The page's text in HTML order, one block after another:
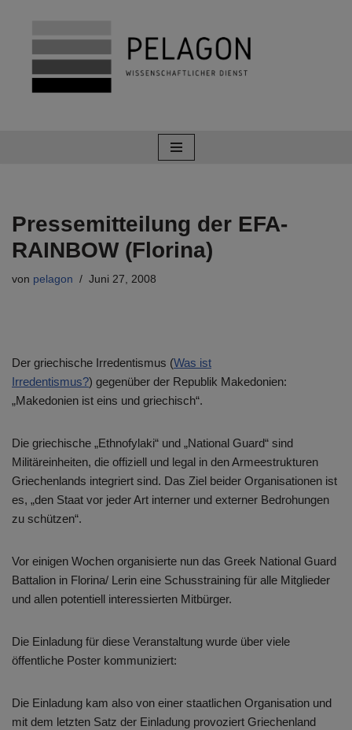
Zum
Inhalt
springen
Pressemitteilung der EFA-
RAINBOW (Florina)
von pelagon Juni 27, 2008
Der griechische Irredentismus (Was ist
Irredentismus?) gegenüber der Republik Makedonien:
„Makedonien ist eins und griechisch“.
Die griechische „Ethnofylaki“ und „National Guard“ sind
Militäreinheiten, die offiziell und legal in den Armeestrukturen
Griechenlands integriert sind. Das Ziel beider Organisationen ist
es, „den Staat vor jeder Art interner und externer Bedrohungen
zu schützen“.
Vor einigen Wochen organisierte nun das Greek National Guard
Battalion in Florina/ Lerin eine Schusstraining für alle Mitglieder
und allen potentiell interessierten Mitbürger.
Die Einladung für diese Veranstaltung wurde über viele
öffentliche Poster kommuniziert:
Die Einladung kam also von einer staatlichen Organisation und
mit dem letzten Satz der Einladung provoziert Griechenland